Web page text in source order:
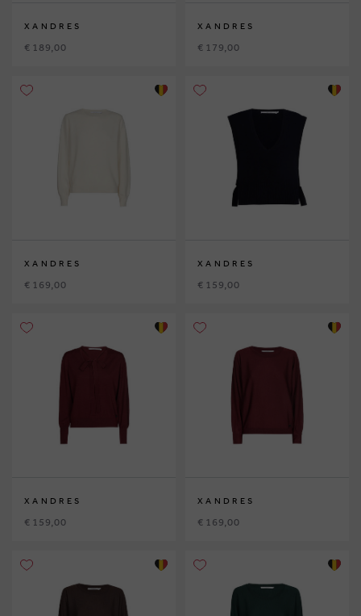
XANDRES
€ 189,00
XANDRES
€ 179,00
XANDRES
€ 169,00
XANDRES
€ 159,00
XANDRES
€ 159,00
XANDRES
€ 169,00